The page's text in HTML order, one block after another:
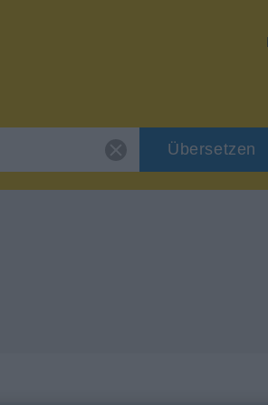
Übersetzen